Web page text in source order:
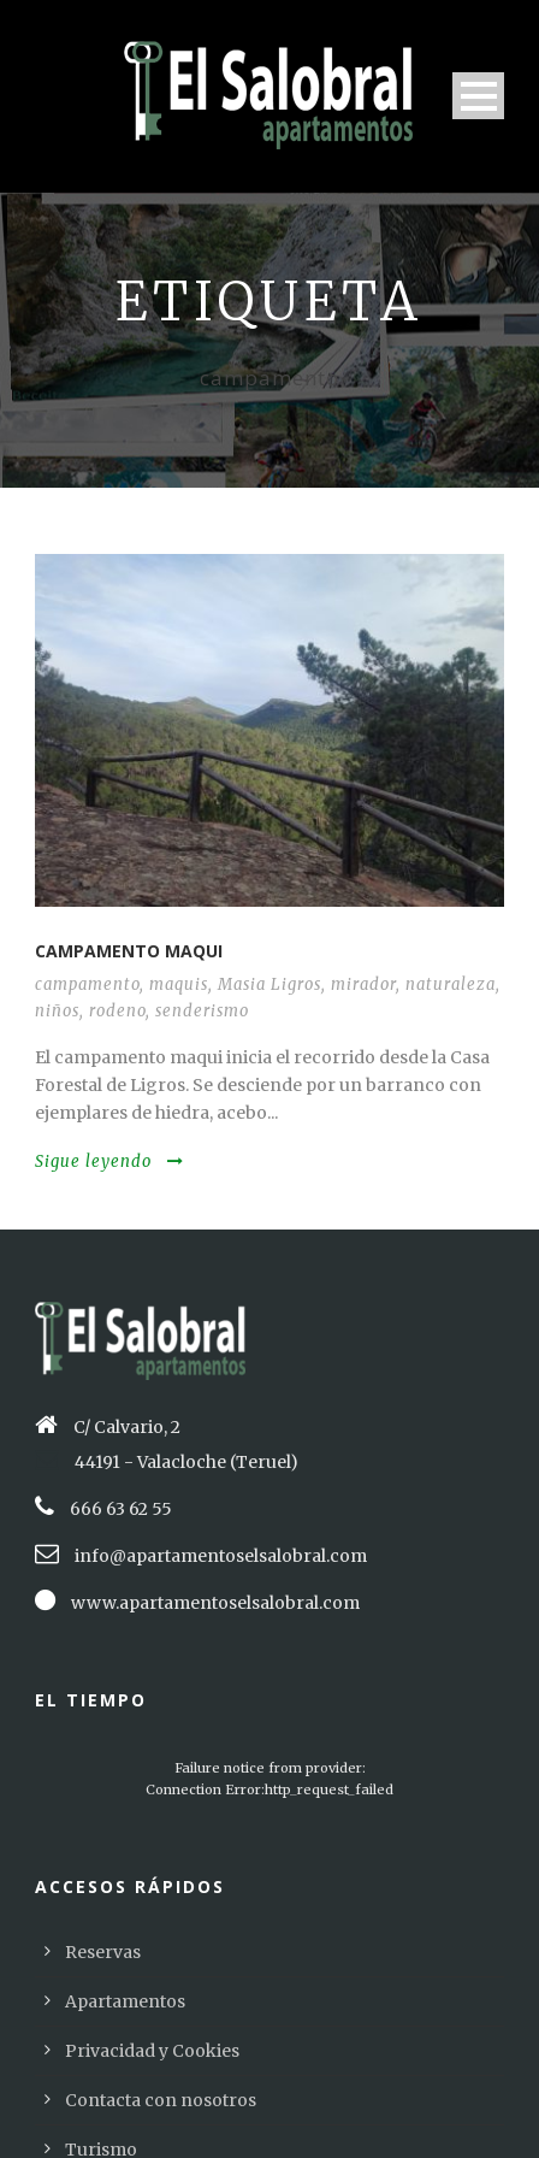
ETIQUETA
campamento
CAMPAMENTO MAQUI
campamento, maquis, Masia Ligros, mirador, naturaleza,
niños, rodeno, senderismo
El campamento maqui inicia el recorrido desde la Casa
Forestal de Ligros. Se desciende por un barranco con
ejemplares de hiedra, acebo...
Sigue leyendo
C/ Calvario, 2
44191 - Valacloche (Teruel)
666 63 62 55
info@apartamentoselsalobral.com
www.apartamentoselsalobral.com
EL TIEMPO
Failure notice from provider:
Connection Error:http_request_failed
ACCESOS RÁPIDOS
Reservas
Apartamentos
Privacidad y Cookies
Contacta con nosotros
Turismo